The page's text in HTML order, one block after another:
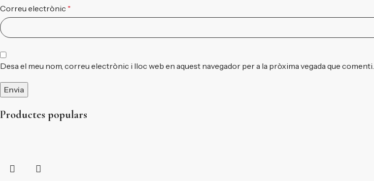
Correu electrònic *
Desa el meu nom, correu electrònic i lloc web en aquest navegador per a la pròxima vegada que comenti.
Productes populars